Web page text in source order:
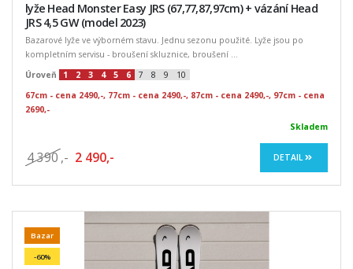
lyže Head Monster Easy JRS (67,77,87,97cm) + vázání Head
JRS 4,5 GW (model 2023)
Bazarové lyže ve výborném stavu. Jednu sezonu použité. Lyže jsou po
kompletním servisu - broušení skluznice, broušení ...
Úroveň
1 2 3 4 5 6 7 8 9
10
67cm - cena 2490,-, 77cm - cena 2490,-, 87cm - cena 2490,-, 97cm - cena
2690,-
Skladem
4 390 ,- 2 490,- DETAIL
Bazar
-60%